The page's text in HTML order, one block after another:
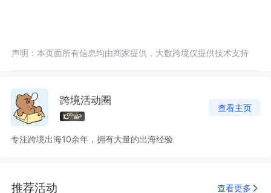
声明：本页面所有信息均由商家提供，大数跨境仅提供技术支持
跨境活动圈
查看主页
专注跨境出海10余年，拥有大量的出海经验
推荐活动 查看更多